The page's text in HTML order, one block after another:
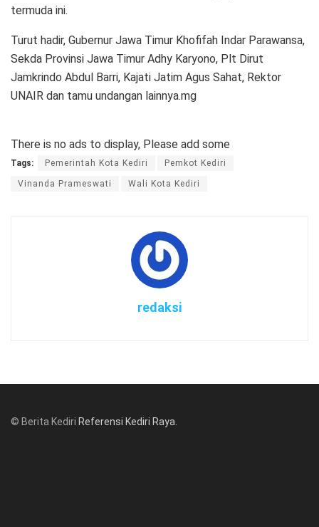
termuda ini.
Turut hadir, Gubernur Jawa Timur Khofifah Indar Parawansa,
Sekda Provinsi Jawa Timur Adhy Karyono, Plt Dirut
Jamkrindo Abdul Barri, Kajati Jatim Agus Sahat, Rektor
UNAIR dan tamu undangan lainnya.mg
There is no ads to display, Please add some
Tags: Pemerintah Kota Kediri Pemkot Kediri
Vinanda Prameswati Wali Kota Kediri
redaksi
© Berita Kediri Referensi Kediri Raya